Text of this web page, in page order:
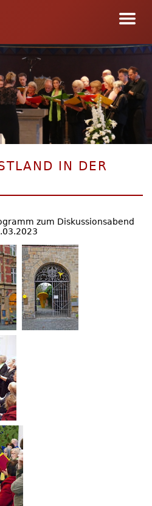
IN DER
zum Diskussionsabend